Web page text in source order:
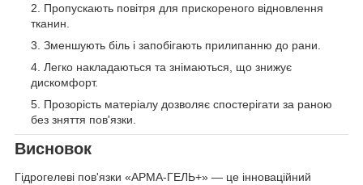
Пропускають повітря для прискореного відновлення
тканин.
Зменшують біль і запобігають прилипанню до рани.
Легко накладаються та знімаються, що знижує
дискомфорт.
Прозорість матеріалу дозволяє спостерігати за раною
без зняття пов'язки.
Висновок
Гідрогелеві пов'язки «АРМА-ГЕЛЬ+» — це інноваційний